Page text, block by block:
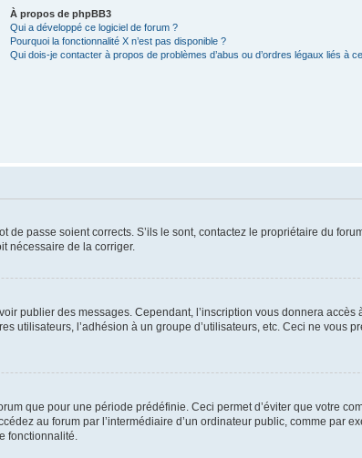
À propos de phpBB3
Qui a développé ce logiciel de forum ?
Pourquoi la fonctionnalité X n’est pas disponible ?
Qui dois-je contacter à propos de problèmes d’abus ou d’ordres légaux liés à
passe soient corrects. S’ils le sont, contactez le propriétaire du
nécessaire de la corriger.
publier des messages. Cependant, l’inscription vous donnera
l’adhésion à un groupe d’utilisateurs, etc. Ceci ne vous
que pour une période prédéfinie. Ceci permet d’éviter que votre
au forum par l’intermédiaire d’un ordinateur public, comme par
fonctionnalité.